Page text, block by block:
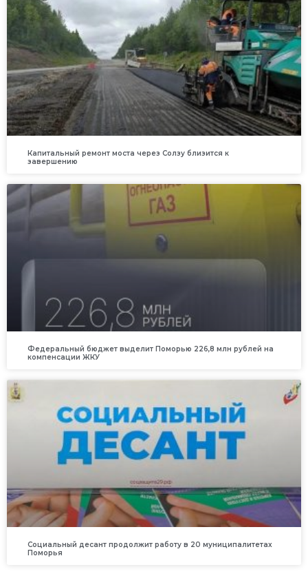
Капитальный ремонт моста через Солзу близится к
завершению
Федеральный бюджет выделит Поморью 226,8 млн рублей на
компенсации ЖКУ
Социальный десант продолжит работу в 20 муниципалитетах
Поморья